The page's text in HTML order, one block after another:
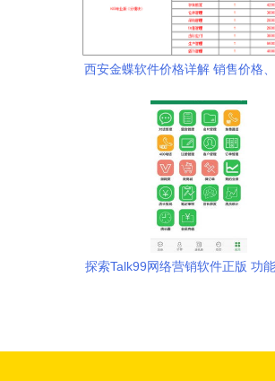
西安金蝶软件价格详解 销售价格
探索Talk99网络营销软件正版 功